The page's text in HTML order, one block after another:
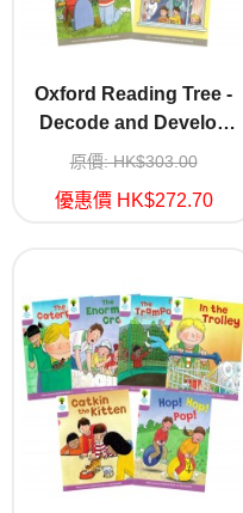
Oxford Reading Tree -
Decode and Develop
Stage 1A(Wordless)
原價: HK$303.00
優惠價 HK$272.70